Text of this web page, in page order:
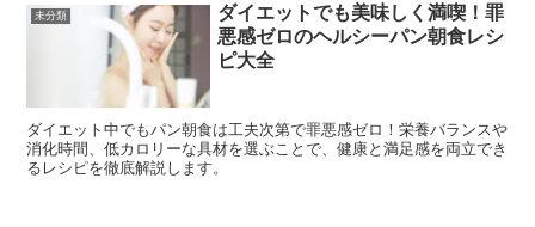
未分類
ダイエットでも美味しく満喫！罪
悪感ゼロのヘルシーパン朝食レシ
ピ大全
ダイエット中でもパン朝食は工夫次第で罪悪感ゼロ！栄養バランスや
消化時間、低カロリーな具材を選ぶことで、健康と満足感を両立でき
るレシピを徹底解説します。